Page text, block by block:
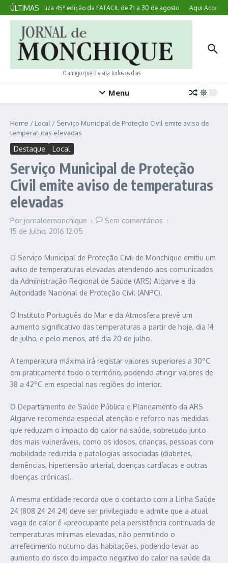
Ir para o conteúdo
ÚLTIMAS
Lagoa realiza 45ª edição da FATACIL de 21 a 30 de agosto Aqui
O amigo que o visita todos os dias
Menu
Home / Local / Serviço Municipal de Proteção Civil emite aviso de
temperaturas elevadas
Destaque Local
Serviço Municipal de Proteção
Civil emite aviso de temperaturas
elevadas
Por jornaldemonchique
Sem comentários
15 de Julho, 2016 12:05
O Serviço Municipal de Proteção Civil de Monchique emitiu um
aviso de temperaturas elevadas atendendo aos comunicados
da Administração Regional de Saúde (ARS) Algarve e da
Autoridade Nacional de Proteção Civil (ANPC).
O Instituto Português do Mar e da Atmosfera prevê um
aumento significativo das temperaturas a partir de hoje, dia 14
de julho, e pelo menos, até dia 20 de julho.
A temperatura máxima irá registar valores superiores a 30ºC
em praticamente todo o território, podendo atingir valores de
38 a 42ºC em especial nas regiões do interior.
O Departamento de Saúde Pública e Planeamento da ARS
Algarve recomenda especial atenção e reforço nas medidas
que reduzam o impacto do calor na saúde, sobretudo junto
dos mais vulneráveis, como os idosos, crianças, pessoas com
mobilidade reduzida e patologias associadas (diabetes,
demências, hipertensão arterial, doenças cardíacas e outras
doenças crónicas).
A mesma entidade recorda que o contacto com a Linha Saúde
24 (808 24 24 24) deve ser privilegiado e admite que a atual
vaga de calor é «preocupante pela persistência continuada de
temperaturas mínimas elevadas, não permitindo o
arrefecimento noturno das habitações, podendo levar ao
aumento do risco do impacto negativo do calor na saúde da